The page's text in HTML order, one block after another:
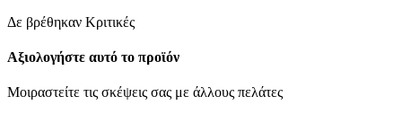
Δε βρέθηκαν Κριτικές
Αξιολογήστε αυτό το προϊόν
Μοιραστείτε τις σκέψεις σας με άλλους πελάτες